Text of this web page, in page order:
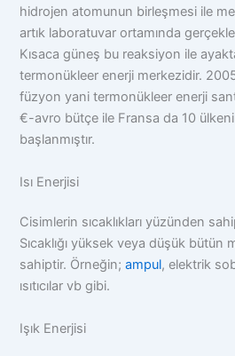
hidrojen atomunun birleşmesi ile
artık laboratuvar ortamında
Kısaca güneş bu reaksiyon ile
termonükleer enerji merkezidir. 2005
füzyon yani termonükleer enerji
€-avro bütçe ile Fransa da 10
başlanmıştır.
Isı Enerjisi
Cisimlerin sıcaklıkları yüzünden
Sıcaklığı yüksek veya düşük bütün
sahiptir. Örneğin;ampul, elektrik
ısıtıcılar vb gibi.
Işık Enerjisi